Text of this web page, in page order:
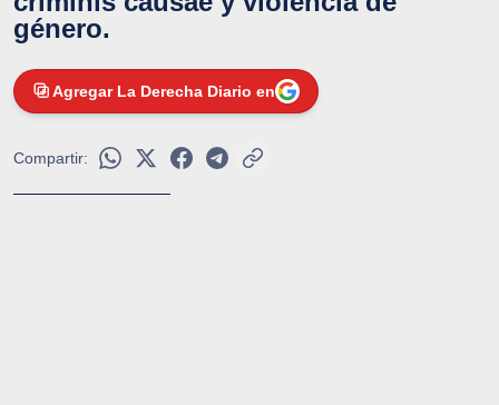
género.
Agregar La Derecha Diario en
Compartir: